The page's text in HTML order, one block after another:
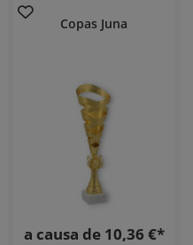
Copas Juna
a causa de 10,36 €*